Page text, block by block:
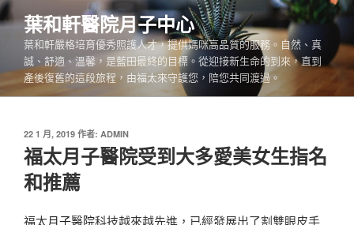
跳
至
內
葉和軒醫院月子中心
葉和軒嚴格培育優秀照護人才，提供媽咪高品質的服務。自然、真
誠、舒適、溫馨，是藍田最終的目標。從迎接新生命的到來，直到
產後復舊的這段旅程，由福太來守護您，陪您共同渡過。
發
佈
於
22 1 月, 2019 作者: ADMIN
福太月子醫院受到大多愛美女生指名
和推薦
福太月子醫院科技越來越先進，已經發展出了割雙眼皮手